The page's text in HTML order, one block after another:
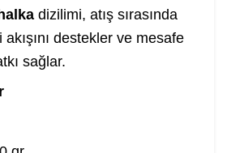
dizilimi, atış sırasında
destekler ve mesafe
sağlar.